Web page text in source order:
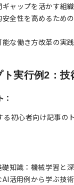
ギャップを活かす組織
安全性を高めるため
能な働き方改革の実践
ト実行例2：技
：
る初心者向け記事の
礎知識：機械学習と
AI活用例から学ぶ技